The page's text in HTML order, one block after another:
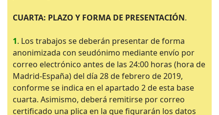
CUARTA: PLAZO Y FORMA DE PRESENTACIÓN.
1. Los trabajos se deberán presentar de forma
anonimizada con seudónimo mediante envío por
correo electrónico antes de las 24:00 horas (hora de
Madrid-España) del día 28 de febrero de 2019,
conforme se indica en el apartado 2 de esta base
cuarta. Asimismo, deberá remitirse por correo
certificado una plica en la que figurarán los datos